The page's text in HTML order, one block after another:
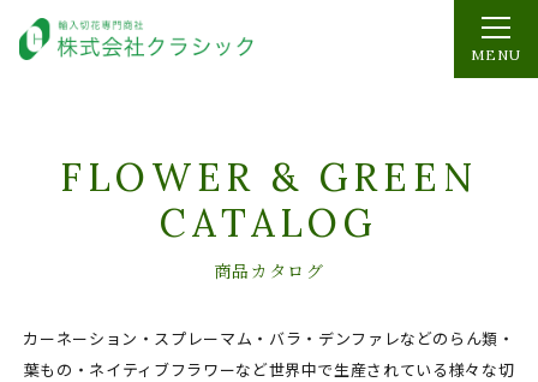
MENU
FLOWER & GREEN
CATALOG
商品カタログ
カーネーション・スプレーマム・バラ・デンファレなどのらん類・
葉もの・ネイティブフラワーなど世界中で生産されている様々な切